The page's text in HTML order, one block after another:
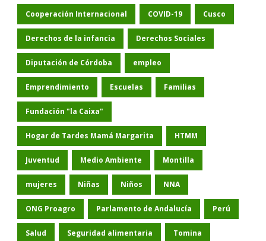
Cooperación Internacional COVID-19 Cusco
Derechos de la infancia Derechos Sociales
Diputación de Córdoba empleo
Emprendimiento Escuelas Familias
Fundación "la Caixa"
Hogar de Tardes Mamá Margarita HTMM
Juventud Medio Ambiente Montilla
mujeres Niñas Niños NNA
ONG Proagro Parlamento de Andalucía Perú
Salud Seguridad alimentaria Tomina